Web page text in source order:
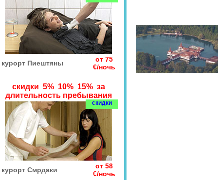
курорт Пиештяны
от 75
€/ночь
скидки 5% 10% 15% за
длительность пребывания
скидки
курорт Смрдаки
от 58
€/ночь